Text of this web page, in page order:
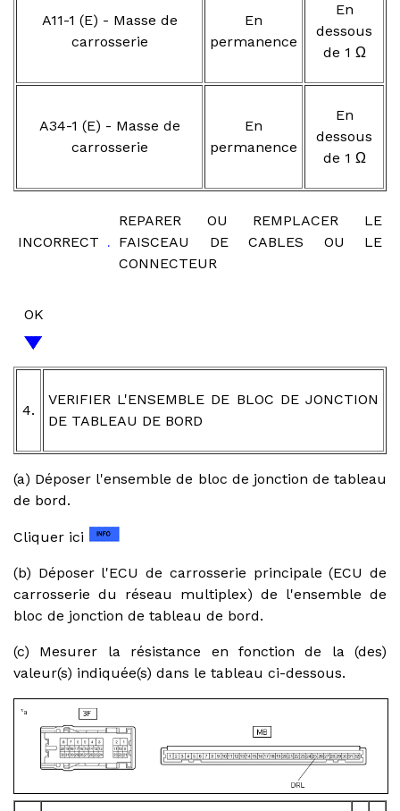
A11-1 (E) - Masse de
carrosserie
En
permanence
En
dessous
de 1 Ω
A34-1 (E) - Masse de
carrosserie
En
permanence
En
dessous
de 1 Ω
INCORRECT
REPARER OU REMPLACER LE
FAISCEAU DE CABLES OU LE
CONNECTEUR
OK
4.
VERIFIER L'ENSEMBLE DE BLOC DE JONCTION
DE TABLEAU DE BORD
(a) Déposer l'ensemble de bloc de jonction de tableau
de bord.
Cliquer ici
(b) Déposer l'ECU de carrosserie principale (ECU de
carrosserie du réseau multiplex) de l'ensemble de
bloc de jonction de tableau de bord.
(c) Mesurer la résistance en fonction de la (des)
valeur(s) indiquée(s) dans le tableau ci-dessous.